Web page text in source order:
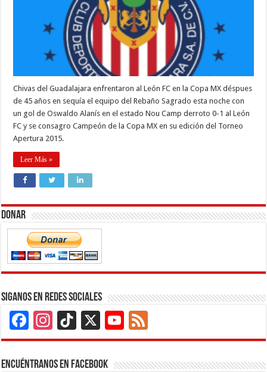
Chivas del Guadalajara enfrentaron al León FC en la Copa MX déspues
de 45 años en sequía el equipo del Rebaño Sagrado esta noche con
un gol de Oswaldo Alanís en el estado Nou Camp derroto 0-1 al León
FC y se consagro Campeón de la Copa MX en su edición del Torneo
Apertura 2015.
Leer Más »
Donar
Siganos en Redes Sociales
Facebook
Instagram
TikTok
X
YouTube
Channel
Encuéntranos en Facebook